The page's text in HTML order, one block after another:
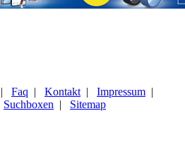
| Faq | Kontakt | Impressum |
Suchboxen | Sitemap